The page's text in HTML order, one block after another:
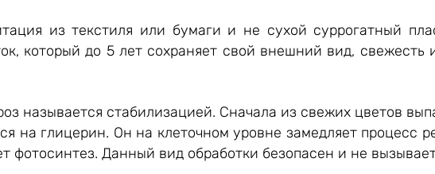
из текстиля или бумаги и не сухой суррогатный
который до 5 лет сохраняет свой внешний вид, свежесть
называется стабилизацией. Сначала из свежих цветов
на глицерин. Он на клеточном уровне замедляет процесс
фотосинтез. Данный вид обработки безопасен и не